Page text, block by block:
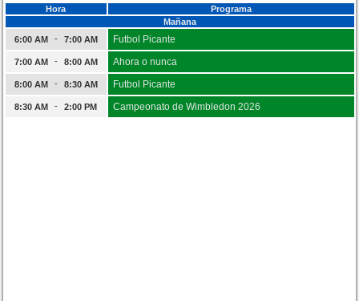
Hora
Programa
Mañana
6:00 AM
- 7:00 AM Futbol Picante
7:00 AM - 8:00 AM Ahora o nunca
8:00 AM - 8:30 AM Futbol Picante
8:30 AM - 2:00 PM Campeonato de Wimbledon 2026